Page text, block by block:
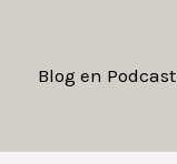
Blog en Podcast